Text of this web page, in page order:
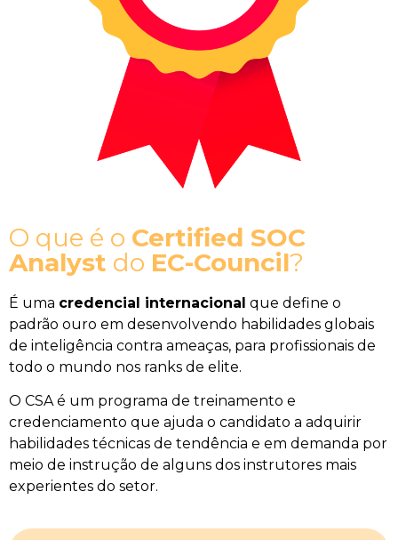
O que é o Certified SOC
Analyst do EC-Council?
É uma credencial internacional que define o
padrão ouro em desenvolvendo habilidades globais
de inteligência contra ameaças, para profissionais de
todo o mundo nos ranks de elite.
O CSA é um programa de treinamento e
credenciamento que ajuda o candidato a adquirir
habilidades técnicas de tendência e em demanda por
meio de instrução de alguns dos instrutores mais
experientes do setor.